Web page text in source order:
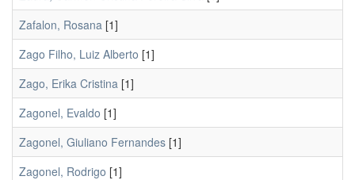
Zafalon, Rosana [1]
Zago Filho, Luiz Alberto [1]
Zago, Erika Cristina [1]
Zagonel, Evaldo [1]
Zagonel, Giuliano Fernandes [1]
Zagonel, Rodrigo [1]